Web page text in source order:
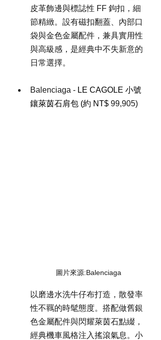
皮革飾邊與標誌性 FF 鉤扣，細
節精緻。設有磁扣翻蓋、內部口
袋與金色金屬配件，兼具實用性
與高級感，是經典中不失新意的
日常選擇。
Balenciaga - LE CAGOLE 小號
鑲萊茵石肩包 (約 NT$ 99,905)
圖片來源:Balenciaga
以磨邊水洗牛仔布打造，散發率
性不羈的時髦態度。搭配做舊銀
色金屬配件與閃耀萊茵石點綴，
經典機車風格注入搖滾氣息。小